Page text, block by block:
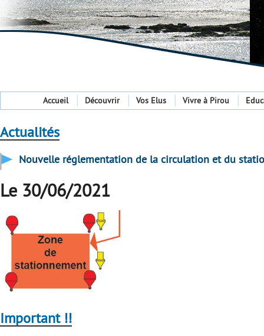
Accueil Découvrir Vos Elus Vivre à Pirou
Actualités
Nouvelle réglementation de la circulation et du
Le 30/06/2021
Important !!